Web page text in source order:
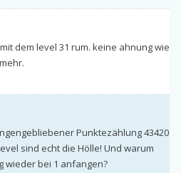
dem level 31 rum. keine ahnung wie
Punktezählung 43420
sind echt die Hölle! Und warum
wieder bei 1 anfangen?